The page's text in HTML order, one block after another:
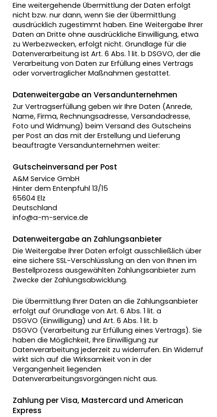
Eine weitergehende Übermittlung der Daten erfolgt
nicht bzw. nur dann, wenn Sie der Übermittlung
ausdrücklich zugestimmt haben. Eine Weitergabe Ihrer
Daten an Dritte ohne ausdrückliche Einwilligung, etwa
zu Werbezwecken, erfolgt nicht. Grundlage für die
Datenverarbeitung ist Art. 6 Abs. 1 lit. b DSGVO, der die
Verarbeitung von Daten zur Erfüllung eines Vertrags
oder vorvertraglicher Maßnahmen gestattet.
Datenweitergabe an Versandunternehmen
Zur Vertragserfüllung geben wir Ihre Daten (Anrede,
Name, Firma, Rechnungsadresse, Versandadresse,
Foto und Widmung) beim Versand des Gutscheins
per Post an das mit der Erstellung und Lieferung
beauftragte Versandunternehmen weiter:
Gutscheinversand per Post
A&M Service GmbH
Hinter dem Entenpfuhl 13/15
65604 Elz
Deutschland
info@a-m-service.de
Datenweitergabe an Zahlungsanbieter
Die Weitergabe Ihrer Daten erfolgt ausschließlich über
eine sichere SSL-Verschlüsslung an den von Ihnen im
Bestellprozess ausgewählten Zahlungsanbieter zum
Zwecke der Zahlungsabwicklung.
Die Übermittlung Ihrer Daten an die Zahlungsanbieter
erfolgt auf Grundlage von Art. 6 Abs. 1 lit. a
DSGVO (Einwilligung) und Art. 6 Abs. 1 lit. b
DSGVO (Verarbeitung zur Erfüllung eines Vertrags). Sie
haben die Möglichkeit, Ihre Einwilligung zur
Datenverarbeitung jederzeit zu widerrufen. Ein Widerruf
wirkt sich auf die Wirksamkeit von in der
Vergangenheit liegenden
Datenverarbeitungsvorgängen nicht aus.
Zahlung per Visa, Mastercard und American
Express